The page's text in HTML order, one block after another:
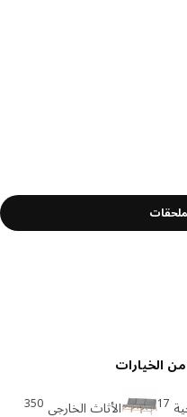
17 الأثاث الخارجي 350